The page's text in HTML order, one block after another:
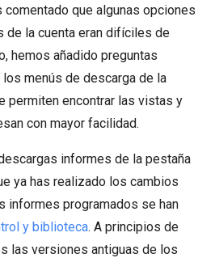
comentado que algunas opciones
la cuenta eran difíciles de
hemos añadido preguntas
menús de descarga de la
permiten encontrar las vistas y
con mayor facilidad.
informes de la pestaña
ya has realizado los cambios
informes programados se han
y biblioteca. A principios de
las versiones antiguas de los